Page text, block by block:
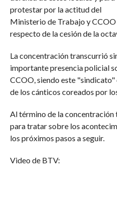
protestar por la actitud del
Ministerio de Trabajo y CCOO
respecto de la cesión de la
La concentración transcurrió
importante presencia policial
CCOO, siendo este
de los cánticos coreados por
Al término de la concentración
para tratar sobre los
los próximos pasos a seguir.
Video de BTV: